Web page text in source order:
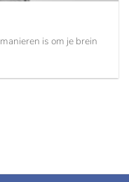
is om je brein